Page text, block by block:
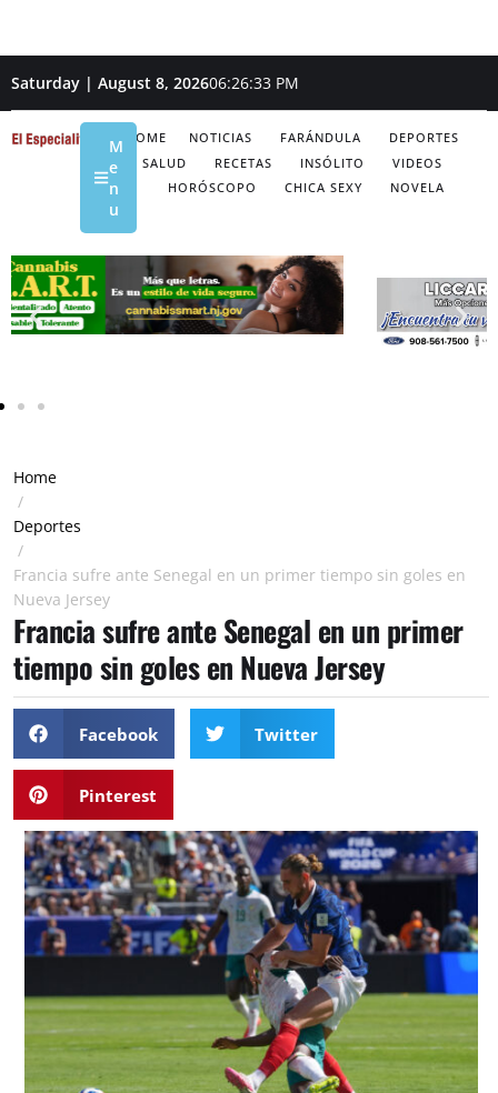
Saturday | August 8, 202606:26:34 PM
HOME NOTICIAS FARÁNDULA
DEPORTES
SALUD
RECETAS INSÓLITO
VIDEOS
HORÓSCOPO
CHICA SEXY NOVELA
M
e
n
u
Home
/
Deportes
/
Francia sufre ante Senegal en un primer tiempo sin goles en
Nueva Jersey
Francia sufre ante Senegal en un primer
tiempo sin goles en Nueva Jersey
Facebook Twitter
Pinterest